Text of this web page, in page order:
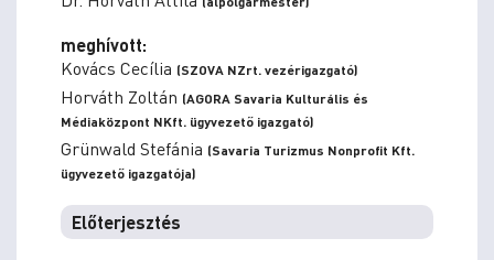
meghívott:
Kovács Cecília (SZOVA NZrt. vezérigazgató)
Horváth Zoltán (AGORA Savaria Kulturális és
Médiaközpont NKft. ügyvezető igazgató)
Grünwald Stefánia (Savaria Turizmus Nonprofit Kft.
ügyvezető igazgatója)
Előterjesztés